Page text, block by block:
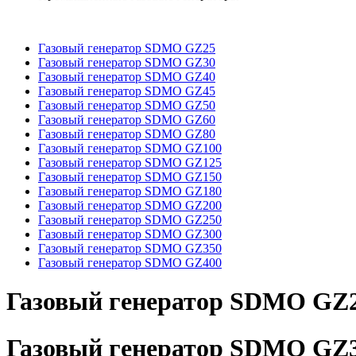
Газовый генератор SDMO GZ25
Газовый генератор SDMO GZ30
Газовый генератор SDMO GZ40
Газовый генератор SDMO GZ45
Газовый генератор SDMO GZ50
Газовый генератор SDMO GZ60
Газовый генератор SDMO GZ80
Газовый генератор SDMO GZ100
Газовый генератор SDMO GZ125
Газовый генератор SDMO GZ150
Газовый генератор SDMO GZ180
Газовый генератор SDMO GZ200
Газовый генератор SDMO GZ250
Газовый генератор SDMO GZ300
Газовый генератор SDMO GZ350
Газовый генератор SDMO GZ400
Газовый генератор SDMO
Газовый генератор SDMO